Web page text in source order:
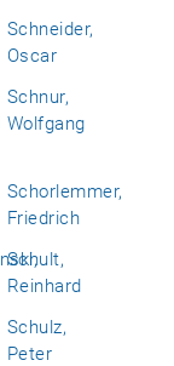
Schneider,
Oscar
Schnur,
Wolfgang
Schorlemmer,
Friedrich
Schult,
Reinhard
Schulz,
Peter